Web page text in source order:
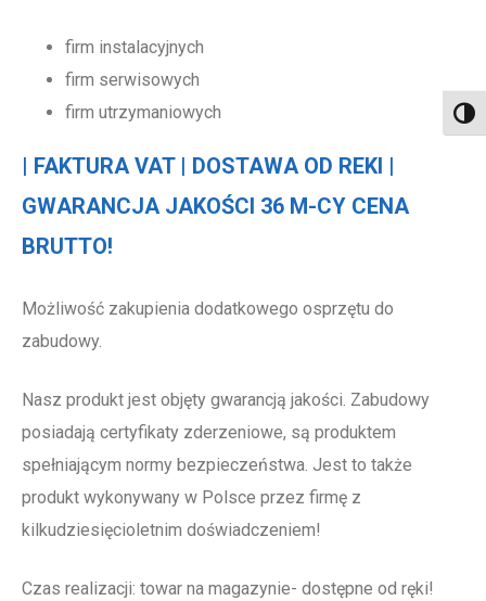
firm instalacyjnych
firm serwisowych
firm utrzymaniowych
| FAKTURA VAT | DOSTAWA OD REKI |
GWARANCJA JAKOŚCI 36 M-CY CENA
BRUTTO!
Możliwość zakupienia dodatkowego osprzętu do
zabudowy.
Nasz produkt jest objęty gwarancją jakości. Zabudowy
posiadają certyfikaty zderzeniowe, są produktem
spełniającym normy bezpieczeństwa. Jest to także
produkt wykonywany w Polsce przez firmę z
kilkudziesięcioletnim doświadczeniem!
Czas realizacji: towar na magazynie- dostępne od ręki!